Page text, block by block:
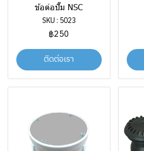
ข้อต่อปั๊ม NSC
SKU : 5023
฿250
ติดต่อเรา